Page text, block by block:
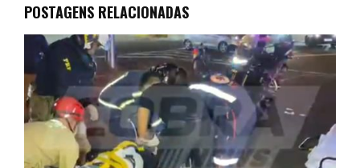
POSTAGENS RELACIONADAS